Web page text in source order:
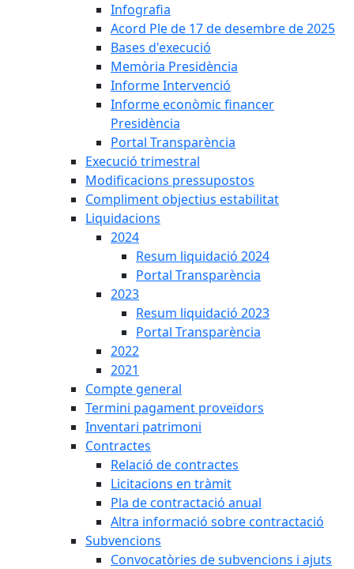
Infografia
Acord Ple de 17 de desembre de 2025
Bases d'execució
Memòria Presidència
Informe Intervenció
Informe econòmic financer
Presidència
Portal Transparència
Execució trimestral
Modificacions pressupostos
Compliment objectius estabilitat
Liquidacions
2024
Resum liquidació 2024
Portal Transparència
2023
Resum liquidació 2023
Portal Transparència
2022
2021
Compte general
Termini pagament proveïdors
Inventari patrimoni
Contractes
Relació de contractes
Licitacions en tràmit
Pla de contractació anual
Altra informació sobre contractació
Subvencions
Convocatòries de subvencions i ajuts